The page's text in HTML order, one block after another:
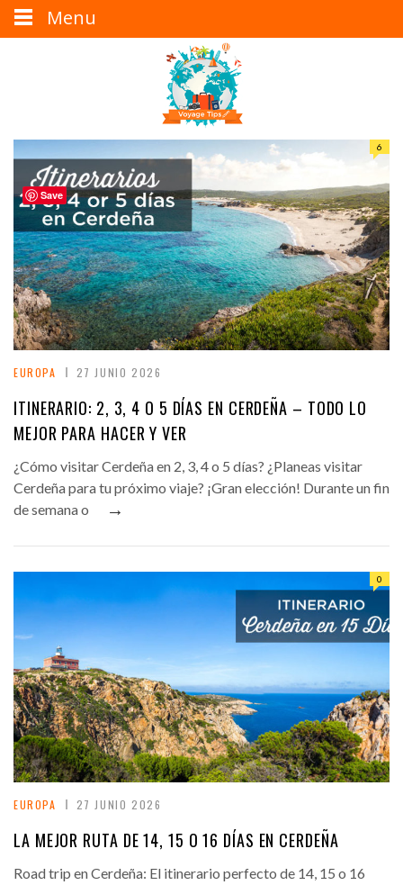
6
EUROPA 27 JUNIO 2026
ITINERARIO: 2, 3, 4 O 5 DÍAS EN CERDEÑA – TODO LO
MEJOR PARA HACER Y VER
¿Cómo visitar Cerdeña en 2, 3, 4 o 5 días? ¿Planeas visitar
Cerdeña para tu próximo viaje? ¡Gran elección! Durante un fin
de semana o
→
0
EUROPA 27 JUNIO 2026
LA MEJOR RUTA DE 14, 15 O 16 DÍAS EN CERDEÑA
Road trip en Cerdeña: El itinerario perfecto de 14, 15 o 16
Menu
Save